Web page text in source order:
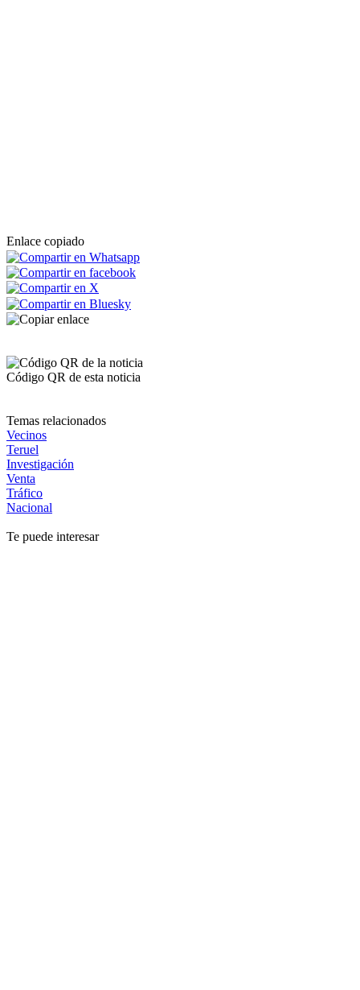
Enlace copiado
Código QR de esta noticia
Temas relacionados
Vecinos
Teruel
Investigación
Venta
Tráfico
Nacional
Te puede interesar